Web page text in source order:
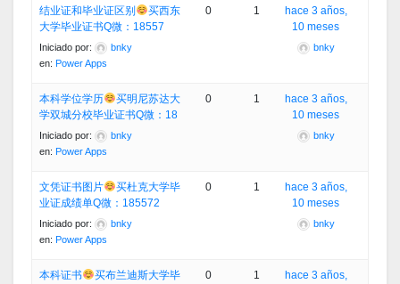
结业证和毕业证区别
买西东
大学毕业证书Q微：18557
Iniciado por:
bnky
en: Power Apps
0 1
hace 3 años,
10 meses
bnky
本科学位学历
买明尼苏达大
学双城分校毕业证书Q微：18
Iniciado por:
bnky
en: Power Apps
0 1
hace 3 años,
10 meses
bnky
文凭证书图片
买杜克大学毕
业证成绩单Q微：185572
Iniciado por:
bnky
en: Power Apps
0 1
hace 3 años,
10 meses
bnky
本科证书
买布兰迪斯大学毕
0 1
hace 3 años,